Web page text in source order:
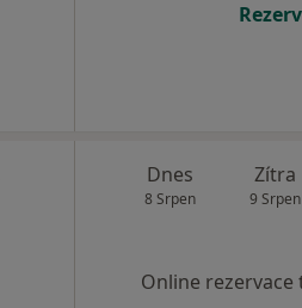
Dnes
8 Srpen
Zítra
9 Srpen
Online